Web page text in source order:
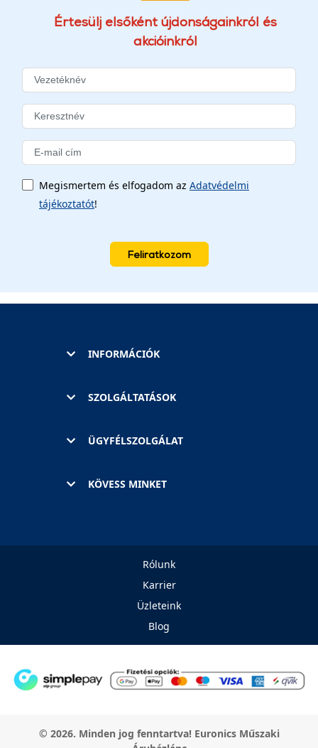
Értesülj elsőként újdonságainkról és
akcióinkról
Megismertem és elfogadom az Adatvédelmi
tájékoztatót!
Feliratkozom
INFORMÁCIÓK
SZOLGÁLTATÁSOK
ÜGYFÉLSZOLGÁLAT
KÖVESS MINKET
Rólunk
Karrier
Üzleteink
Blog
© 2026. Minden jog fenntartva! Euronics Műszaki